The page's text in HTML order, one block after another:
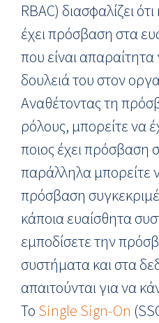
RBAC) διασφαλίζει
έχει πρόσβαση στα
που είναι απαραίτητα
δουλειά του στον
Αναθέτοντας τη
ρόλους, μπορείτε να
ποιος έχει πρόσβαση
παράλληλα μπορείτε
πρόσβαση
κάποια ευαίσθητα
εμποδίσετε την
συστήματα και στα
απαιτούνται για να
Το Single Sign-On